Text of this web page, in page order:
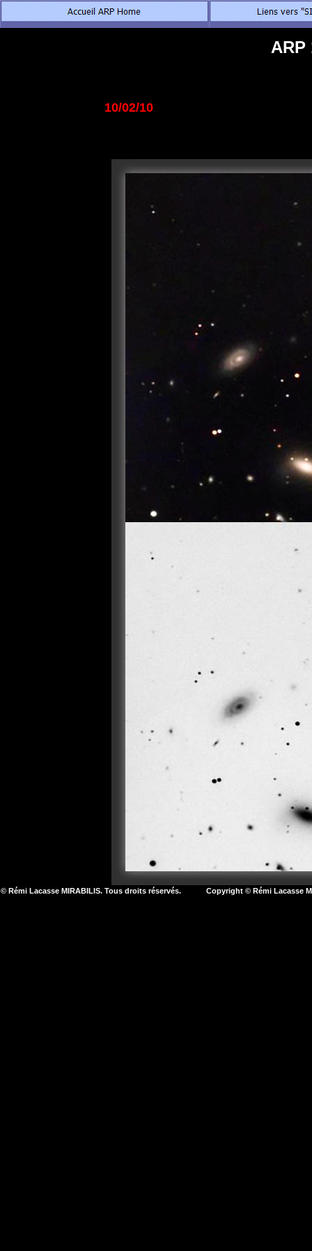
ARP
10/02/10
© Rémi Lacasse MIRABILIS. Tous droits réservés. Copyright © Rémi Lacasse